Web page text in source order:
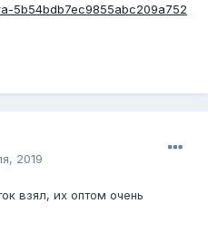
5b54bdb7ec9855abc209a752
2019
взял, их оптом очень